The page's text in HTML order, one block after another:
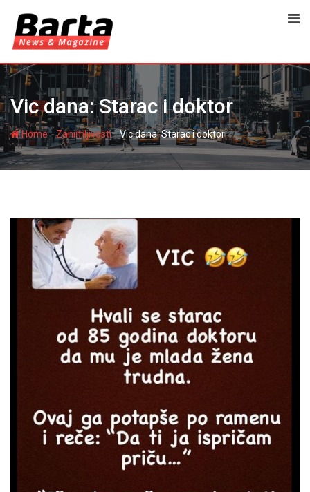
content
Vic dana: Starac i doktor
Home-Zanimljivosti-Vic dana: Starac i doktor